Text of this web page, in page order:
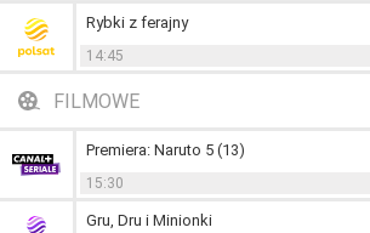
Rybki z ferajny
14:45
FILMOWE
Premiera: Naruto 5 (13)
15:30
Gru, Dru i Minionki